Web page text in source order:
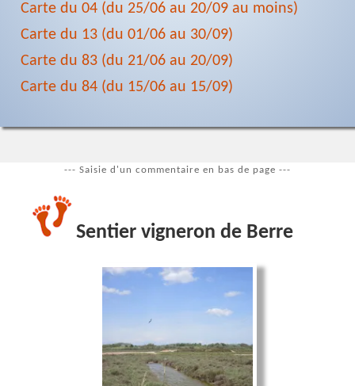
Carte du 04 (du 25/06 au 20/09 au moins)
Carte du 13 (du 01/06 au 30/09)
Carte du 83 (du 21/06 au 20/09)
Carte du 84 (du 15/06 au 15/09)
--- Saisie d'un commentaire en bas de page ---
Sentier vigneron de Berre